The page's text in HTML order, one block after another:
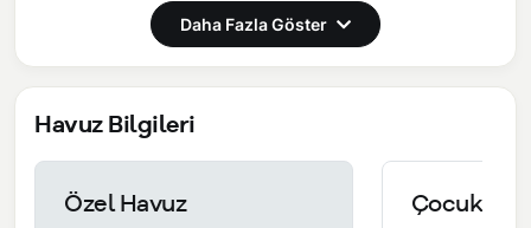
jakuzi ve ebeveyn banyosu; 3. Yatak odasında iki
tek kişilik yatak, klima, elbise dolabı ve ebeveyn banyosu
Mutfakta buzdolabı, ocak, fırın, bulaşık makinesi, yemek
takımları ve ihtiyaç duyulan tüm temel mutfak ekipmanları
eksiksiz şekilde sunulmaktadır.
Daha Fazla Göster
Havuz Bilgileri
Özel Havuz Çocuk